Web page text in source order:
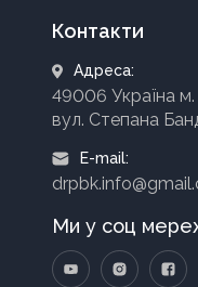
Контакти
Адреса:
49006 Україна м.
вул. Степана
E-mail:
Ми у соц